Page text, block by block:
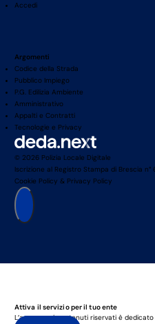
Accedi
Argomenti
Codice della Strada
Pubblico Impiego
P.G. Edilizia Ambiente
Amministrativo
Appalti e Contratti
Tecnologie e Privacy
© 2026 Polizia Locale Digitale
Iscrizione al Registro Stampa di Brescia n°
Cookie Policy & Privacy Policy
Attiva il servizio per il tuo ente
L’accesso ai contenuti riservati è